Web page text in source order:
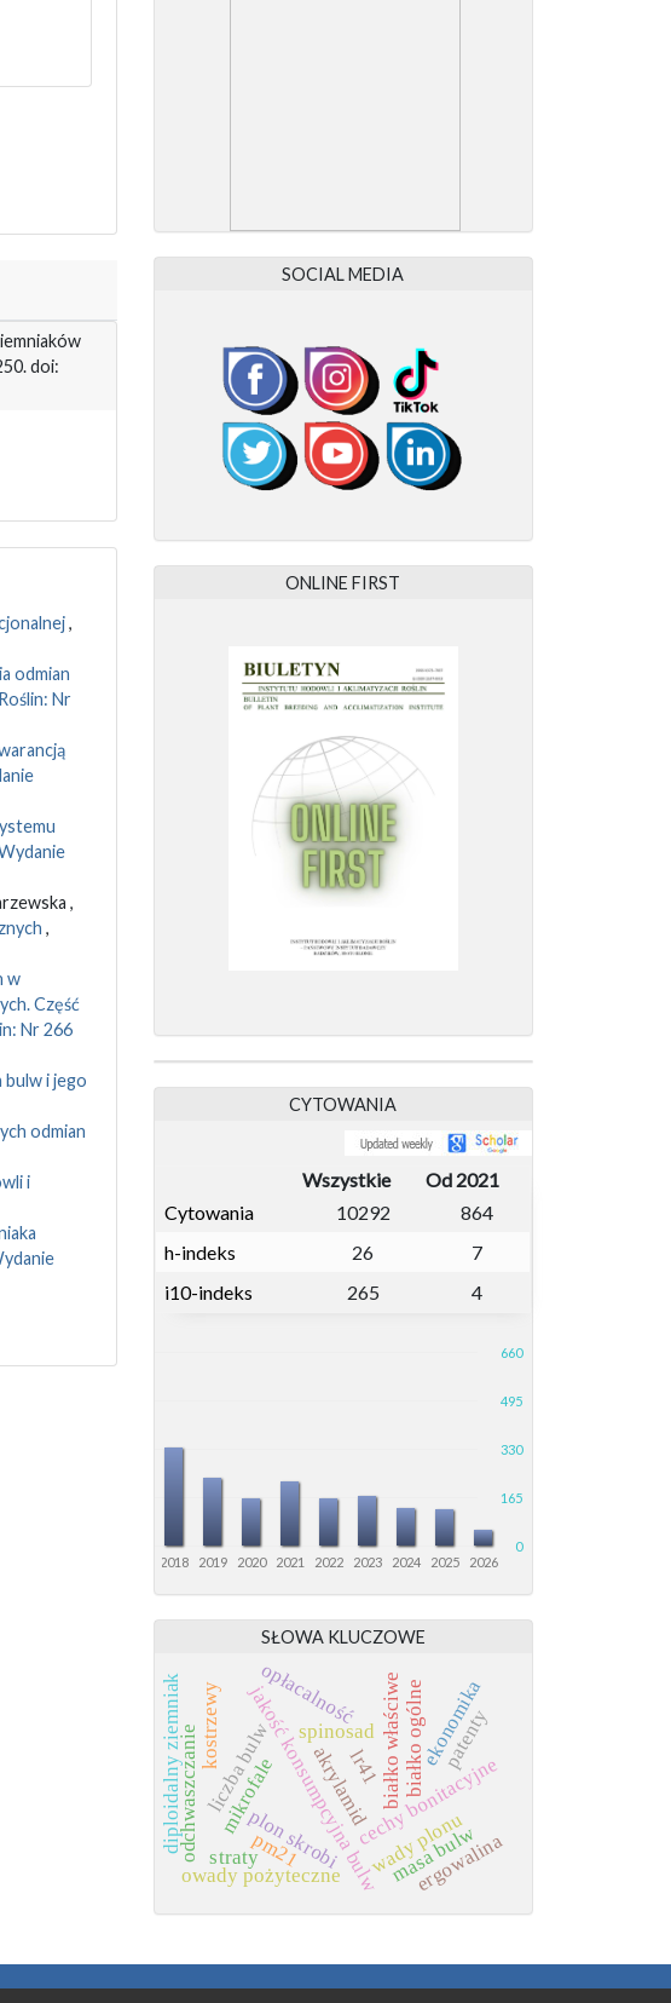
doi:
,
odmian
Nr
,
,
w
Część
Nr 266
bulw i jego
odmian
i
SOCIAL MEDIA
ONLINE FIRST
CYTOWANIA
Wszystkie
Od 2021
Cytowania
10292
864
h-indeks
26
7
i10-indeks
265 4
0
660
330
165
495
2018 2019 2020 2021 2022 2023 2024 2025 2026
SŁOWA KLUCZOWE
cechy bonitacyjne
białko właściwe
jakość konsumpcyjna bulw
owady pożyteczne
spinosad
plon skrobi wady plonu
liczba bulw
masa bulw
białko ogólne
odchwaszczanie
opłacalność ekonomika
diploidalny ziemniak
ergowalina
kostrzewy lr41
pm21
mikrofale
patenty
akrylamid
straty